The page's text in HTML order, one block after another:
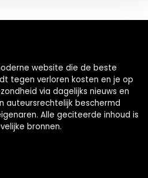
website die de beste
tegen verloren kosten en je op
via dagelijks nieuws en
auteursrechtelijk beschermd
Alle geciteerde inhoud is
bronnen.